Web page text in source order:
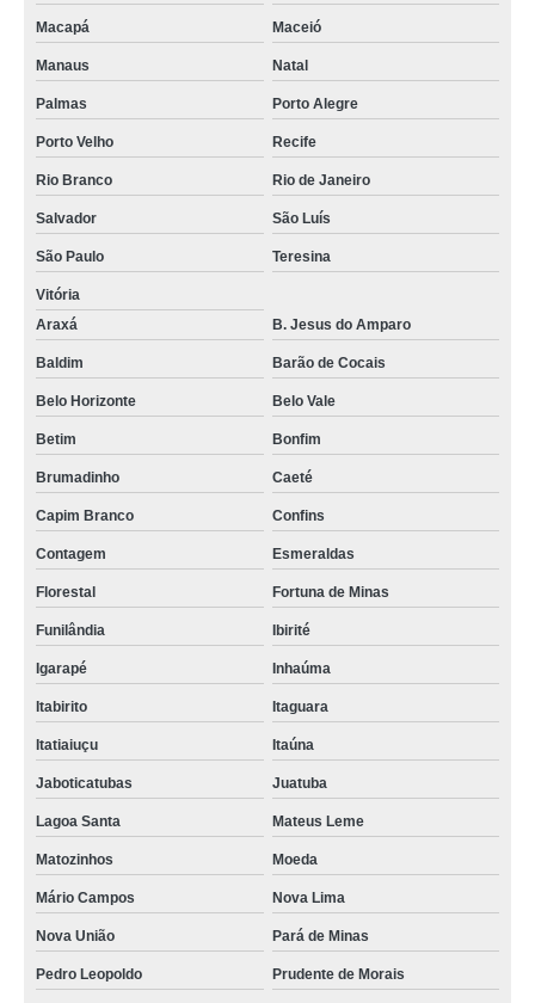
Macapá Maceió
Manaus Natal
Palmas Porto Alegre
Porto Velho Recife
Rio Branco Rio de Janeiro
Salvador São Luís
São Paulo Teresina
Vitória
Araxá
B. Jesus do Amparo
Baldim Barão de Cocais
Belo Horizonte Belo Vale
Betim Bonfim
Brumadinho Caeté
Capim Branco Confins
Contagem Esmeraldas
Florestal Fortuna de Minas
Funilândia Ibirité
Igarapé Inhaúma
Itabirito Itaguara
Itatiaiuçu Itaúna
Jaboticatubas Juatuba
Lagoa Santa Mateus Leme
Matozinhos Moeda
Mário Campos Nova Lima
Nova União Pará de Minas
Pedro Leopoldo Prudente de Morais